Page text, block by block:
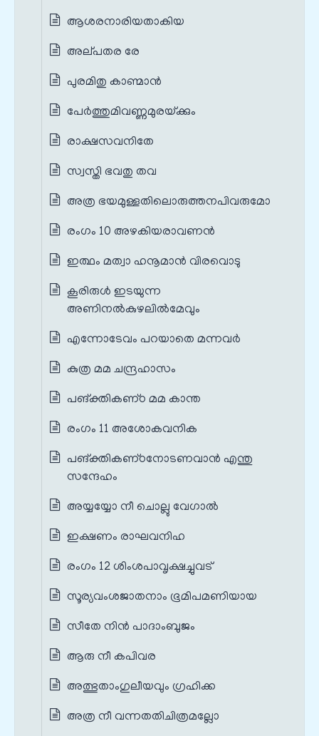
ആശരനാരിയതാകിയ
അല്‌പതര രേ
പുരമിതു കാണ്മാന്‍
പേര്‍ത്തുമിവണ്ണമുരയ്‌ക്കും
രാക്ഷസവനിതേ
സ്വസ്തി ഭവതു തവ
അത്ര ഭയമുള്ളതിലൊരുത്തനപിവരുമോ
രംഗം 10 അഴകിയരാവണൻ
ഇത്ഥം മത്വാ ഹനൂമാന്‍ വിരവൊടു
കൂരിരുള്‍ ഇടയുന്ന
അണിനല്‍കുഴലില്‍മേവും
എന്നോടേവം പറയാതെ മന്നവര്‍
കുത്ര മമ ചന്ദ്രഹാസം
പങ്‌ക്തികണ്‌ഠ മമ കാന്ത
രംഗം 11 അശോകവനിക
പങ്‌ക്തികണ്‌ഠനോടണവാന്‍ എന്തു
സന്ദേഹം
അയ്യയ്യോ നീ ചൊല്ലു വേഗാല്‍
ഇക്ഷണം രാഘവനിഹ
രംഗം 12 ശിംശപാവൃക്ഷച്ചുവട്
സൂര്യവംശജാതനാം ഭൂമിപമണിയായ
സീതേ നിന്‍ പാദാംബുജം
ആരു നീ കപിവര
അത്ഭുതാംഗുലീയവും ഗ്രഹിക്ക
അത്ര നീ വന്നതതിചിത്രമല്ലോ